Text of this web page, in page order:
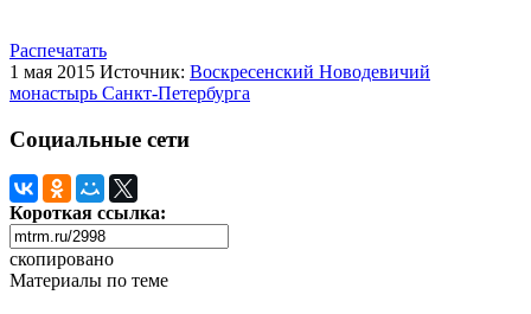
Распечатать
1 мая 2015 Источник: Воскресенский Новодевичий
монастырь Санкт-Петербурга
Социальные сети
Короткая ссылка:
скопировано
Материалы по теме